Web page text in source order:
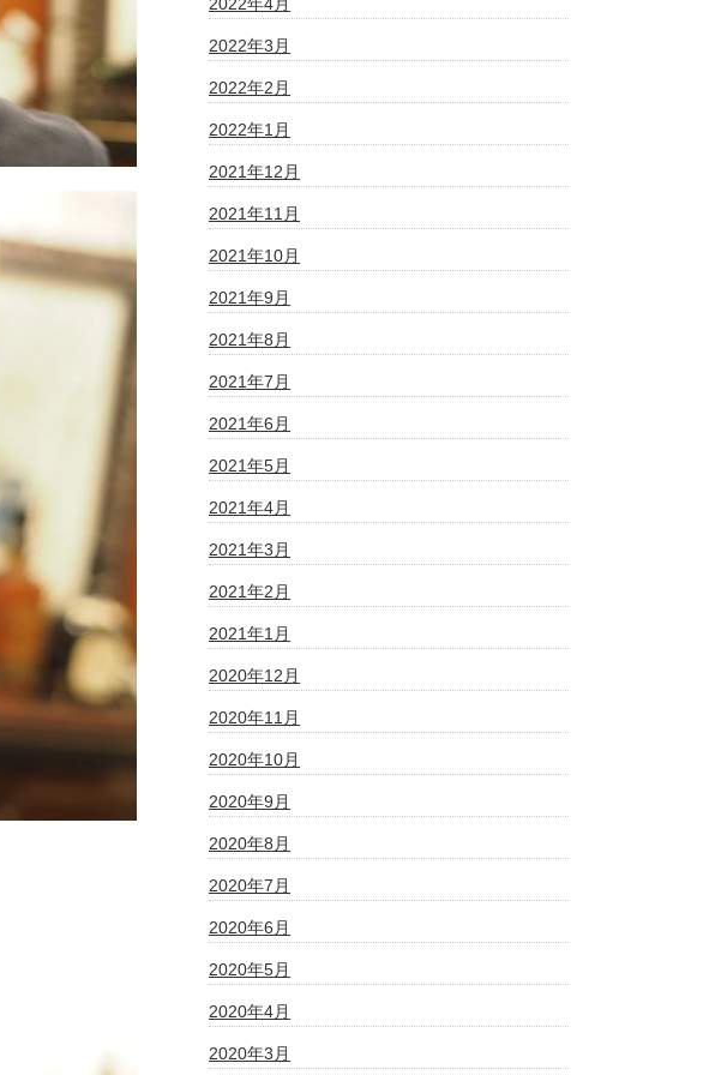
2022年3月
2022年2月
2022年1月
2021年12月
2021年11月
2021年10月
2021年9月
2021年8月
2021年7月
2021年6月
2021年5月
2021年4月
2021年3月
2021年2月
2021年1月
2020年12月
2020年11月
2020年10月
2020年9月
2020年8月
2020年7月
2020年6月
2020年5月
2020年4月
2020年3月